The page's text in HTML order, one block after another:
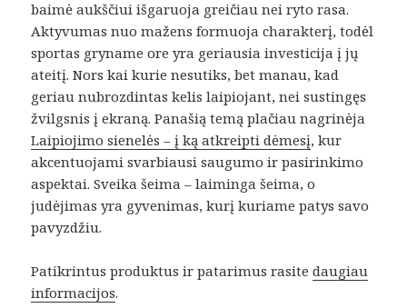
baimė aukščiui išgaruoja greičiau nei ryto rasa.
Aktyvumas nuo mažens formuoja charakterį, todėl
sportas gryname ore yra geriausia investicija į jų
ateitį. Nors kai kurie nesutiks, bet manau, kad
geriau nubrozdintas kelis laipiojant, nei sustingęs
žvilgsnis į ekraną. Panašią temą plačiau nagrinėja
Laipiojimo sienelės – į ką atkreipti dėmesį, kur
akcentuojami svarbiausi saugumo ir pasirinkimo
aspektai. Sveika šeima – laiminga šeima, o
judėjimas yra gyvenimas, kurį kuriame patys savo
pavyzdžiu.
Patikrintus produktus ir patarimus rasitedaugiau
informacijos.